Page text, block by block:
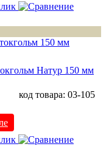
Натур 150 мм
код товара: 03-105